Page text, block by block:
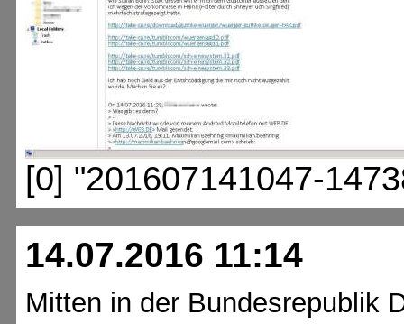
[0] "201607141047-
14.07.2016 11:14
Mitten in der Bundesrepublik